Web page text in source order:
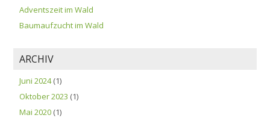
Adventszeit im Wald
Baumaufzucht im Wald
ARCHIV
Juni 2024(1)
Oktober 2023 (1)
Mai 2020 (1)